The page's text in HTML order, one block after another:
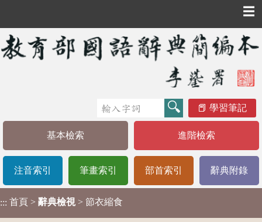
☰
學習筆記
基本檢索 進階檢索
注音索引 筆畫索引 部首索引 辭典附錄
::: 首頁 > 辭典檢視 > 節衣縮食